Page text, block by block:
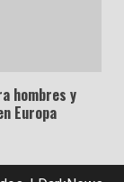
hombres y
Europa